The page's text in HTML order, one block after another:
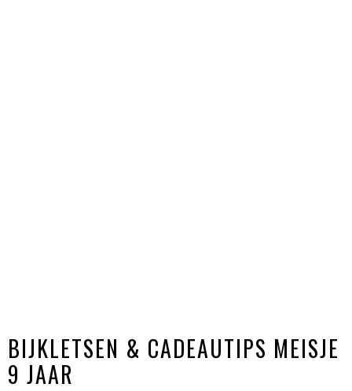
BIJKLETSEN & CADEAUTIPS MEISJE
9 JAAR